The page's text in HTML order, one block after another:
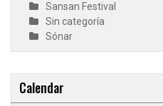
Sansan Festival
Sin categoría
Sónar
Calendar